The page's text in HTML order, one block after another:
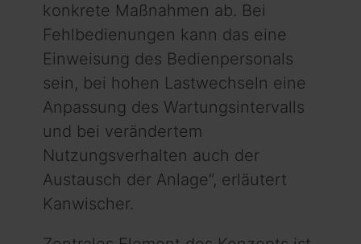
konkrete Maßnahmen ab. Bei
Fehlbedienungen kann das eine
Einweisung des Bedien­personals
sein, bei hohen Lastwechseln eine
Anpassung des Wartungs­intervalls
und bei verändertem
Nutzungsverhalten auch der
Austausch der Anlage“, erläutert
Kanwischer.